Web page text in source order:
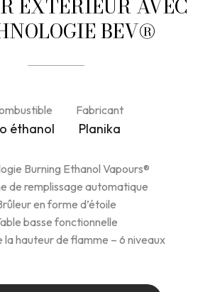
EXTÉRIEUR AVEC
BEV®
éthanol
Fabricant
Planika
Burning Ethanol Vapours®
de remplissage automatique
en forme d’étoile
basse fonctionnelle
la hauteur de flamme – 6 niveaux